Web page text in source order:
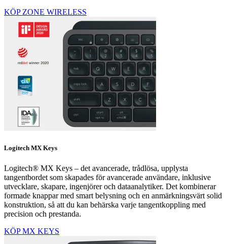
KÖP ZONE WIRELESS
Logitech MX Keys
Logitech® MX Keys – det avancerade, trådlösa, upplysta
tangentbordet som skapades för avancerade användare, inklusive
utvecklare, skapare, ingenjörer och dataanalytiker. Det kombinerar
formade knappar med smart belysning och en anmärkningsvärt solid
konstruktion, så att du kan behärska varje tangentkoppling med
precision och prestanda.
KÖP MX KEYS